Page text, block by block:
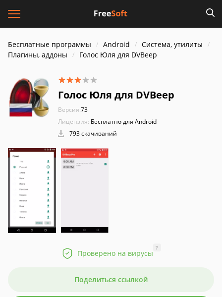
Бесплатные программы Android
Система, утилиты
Плагины, аддоны
Голос Юля для DVBeep
Голос Юля для DVBeep
Версия:73
Лицензия: Бесплатно для Android
793 скачиваний
Проверено на вирусы
?
Поделиться ссылкой